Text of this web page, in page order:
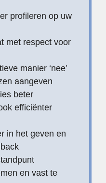
profileren op uw
met respect voor
manier ‘nee’
aangeven
beter
efficiënter
in het geven en
en vast te